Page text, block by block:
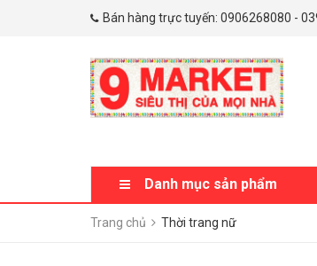
Bán hàng trực tuyến: 0906268080 -
Danh mục sản phẩm
Trang chủ Thời trang nữ